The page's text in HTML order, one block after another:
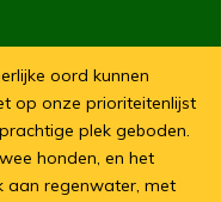
oord kunnen
op onze prioriteitenlijst
plek geboden.
honden, en het
aan regenwater, met